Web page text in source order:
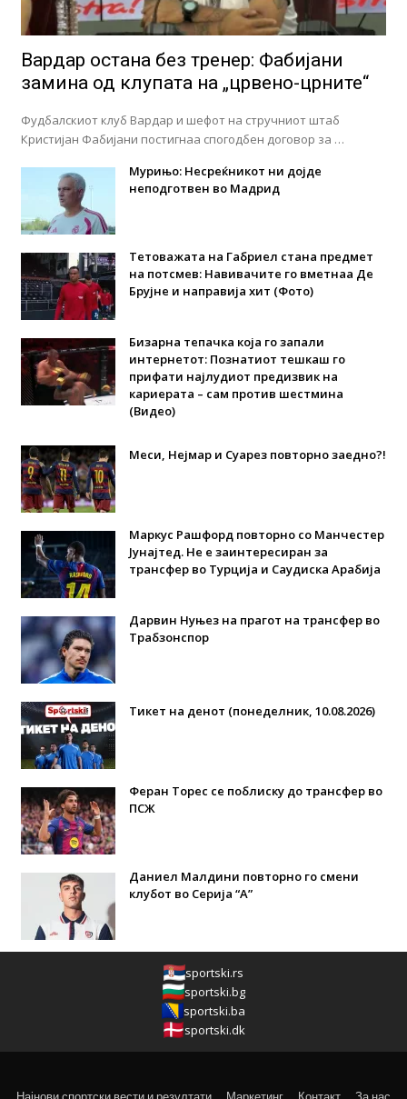
Вардар остана без тренер: Фабијани
замина од клупата на „црвено-црните“
Фудбалскиот клуб Вардар и шефот на стручниот штаб
Кристијан Фабијани постигнаа спогодбен договор за …
Мурињо: Несреќникот ни дојде
неподготвен во Мадрид
Тетоважата на Габриел стана предмет
на потсмев: Навивачите го вметнаа Де
Брујне и направија хит (Фото)
Бизарна тепачка која го запали
интернетот: Познатиот тешкаш го
прифати најлудиот предизвик на
кариерата – сам против шестмина
(Видео)
Меси, Нејмар и Суарез повторно заедно?!
Маркус Рашфорд повторно со Манчестер
Јунајтед. Не е заинтересиран за
трансфер во Турција и Саудиска Арабија
Дарвин Нуњез на прагот на трансфер во
Трабзонспор
Тикет на денот (понеделник, 10.08.2026)
Феран Торес се поблиску до трансфер во
ПСЖ
Даниел Малдини повторно го смени
клубот во Серија “А”
sportski.rs
sportski.bg
sportski.ba
sportski.dk